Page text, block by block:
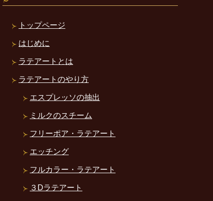
トップページ
はじめに
ラテアートとは
ラテアートのやり方
エスプレッソの抽出
ミルクのスチーム
フリーポア・ラテアート
エッチング
フルカラー・ラテアート
３Dラテアート